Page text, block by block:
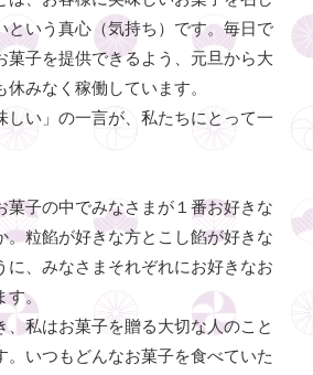
という真心（気持ち）です。毎日で
菓子を提供できるよう、元旦から大
みなく稼働しています。
しい」の一言が、私たちにとって一
菓子の中でみなさまが１番お好きな
。粒餡が好きな方とこし餡が好きな
に、みなさまそれぞれにお好きなお
。
、私はお菓子を贈る大切な人のこと
。いつもどんなお菓子を食べていた